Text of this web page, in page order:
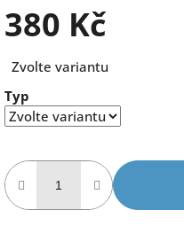
380 Kč
cena:
Zvolte variantu
Typ